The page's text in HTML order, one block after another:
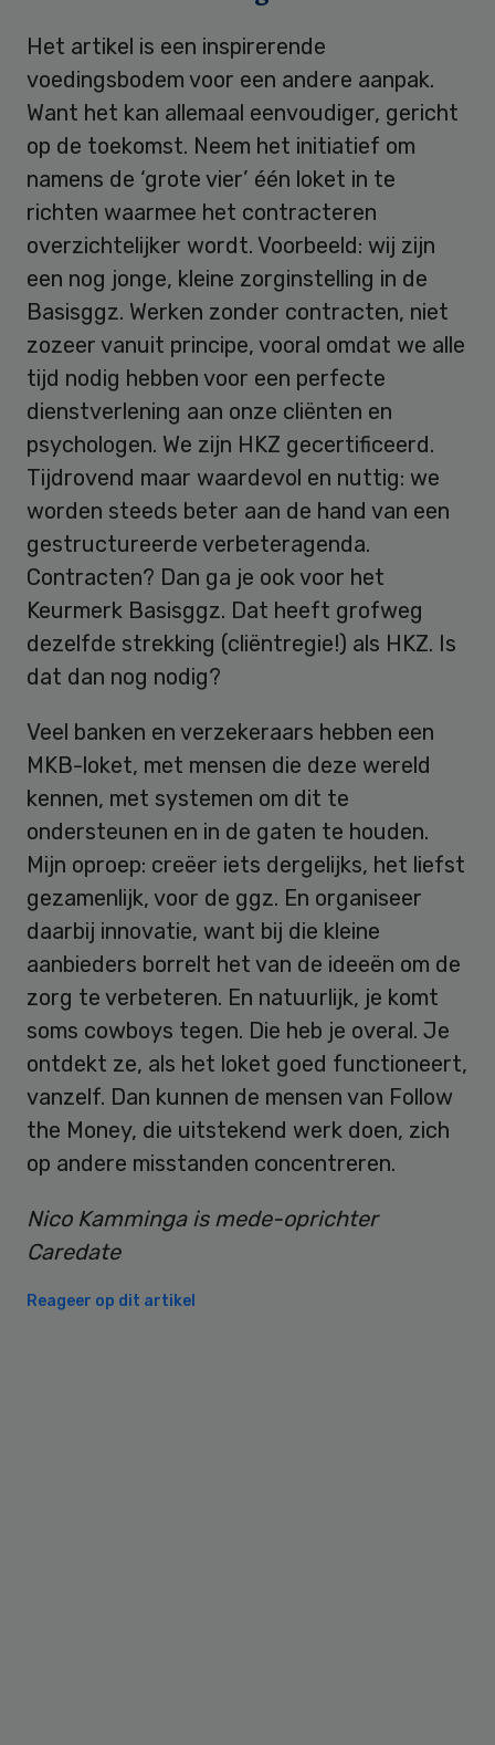
Het artikel is een inspirerende
voedingsbodem voor een andere aanpak.
Want het kan allemaal eenvoudiger, gericht
op de toekomst. Neem het initiatief om
namens de ‘grote vier’ één loket in te
richten waarmee het contracteren
overzichtelijker wordt. Voorbeeld: wij zijn
een nog jonge, kleine zorginstelling in de
Basisggz. Werken zonder contracten, niet
zozeer vanuit principe, vooral omdat we alle
tijd nodig hebben voor een perfecte
dienstverlening aan onze cliënten en
psychologen. We zijn HKZ gecertificeerd.
Tijdrovend maar waardevol en nuttig: we
worden steeds beter aan de hand van een
gestructureerde verbeteragenda.
Contracten? Dan ga je ook voor het
Keurmerk Basisggz. Dat heeft grofweg
dezelfde strekking (cliëntregie!) als HKZ. Is
dat dan nog nodig?
Veel banken en verzekeraars hebben een
MKB-loket, met mensen die deze wereld
kennen, met systemen om dit te
ondersteunen en in de gaten te houden.
Mijn oproep: creëer iets dergelijks, het liefst
gezamenlijk, voor de ggz. En organiseer
daarbij innovatie, want bij die kleine
aanbieders borrelt het van de ideeën om de
zorg te verbeteren. En natuurlijk, je komt
soms cowboys tegen. Die heb je overal. Je
ontdekt ze, als het loket goed functioneert,
vanzelf. Dan kunnen de mensen van Follow
the Money, die uitstekend werk doen, zich
op andere misstanden concentreren.
Nico Kamminga is mede-oprichter
Caredate
Reageer op dit artikel